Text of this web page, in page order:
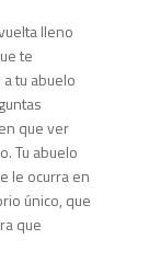
lleno
te
tu abuelo
que ver
Tu abuelo
le ocurra en
único, que
que